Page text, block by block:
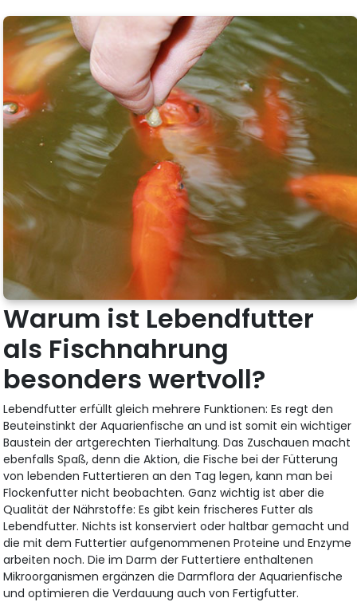
Warum ist Lebendfutter
als Fischnahrung
besonders wertvoll?
Lebendfutter erfüllt gleich mehrere Funktionen: Es regt den
Beuteinstinkt der Aquarienfische an und ist somit ein wichtiger
Baustein der artgerechten Tierhaltung. Das Zuschauen macht
ebenfalls Spaß, denn die Aktion, die Fische bei der Fütterung
von lebenden Futtertieren an den Tag legen, kann man bei
Flockenfutter nicht beobachten. Ganz wichtig ist aber die
Qualität der Nährstoffe: Es gibt kein frischeres Futter als
Lebendfutter. Nichts ist konserviert oder haltbar gemacht und
die mit dem Futtertier aufgenommenen Proteine und Enzyme
arbeiten noch. Die im Darm der Futtertiere enthaltenen
Mikroorganismen ergänzen die Darmflora der Aquarienfische
und optimieren die Verdauung auch von Fertigfutter.